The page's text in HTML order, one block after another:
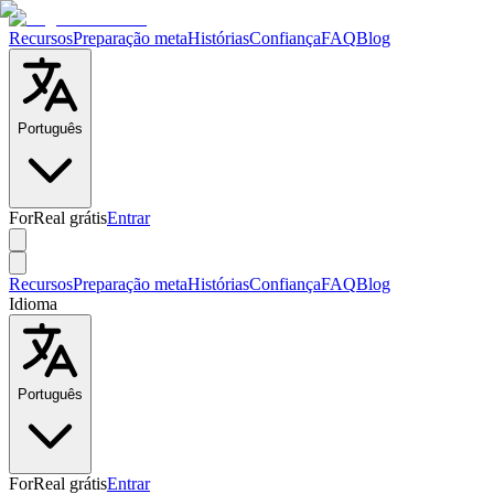
RecursosPreparação metaHistóriasConfiançaFAQBlog
Português
ForReal grátisEntrar
RecursosPreparação metaHistóriasConfiançaFAQBlog
Idioma
Português
ForReal grátisEntrar